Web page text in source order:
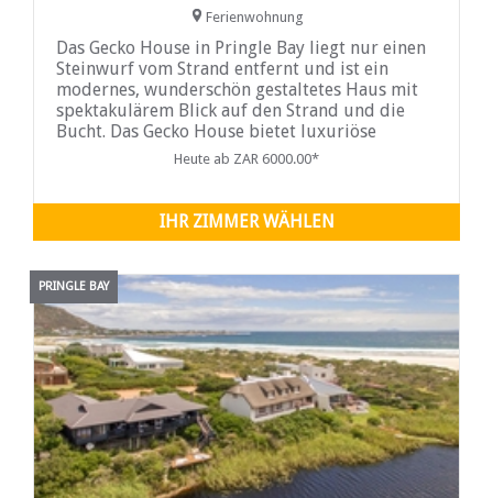
Ferienwohnung
Das Gecko House in Pringle Bay liegt nur einen
Steinwurf vom Strand entfernt und ist ein
modernes, wunderschön gestaltetes Haus mit
spektakulärem Blick auf den Strand und die
Bucht. Das Gecko House bietet luxuriöse
Unterkünfte und ist ein perfektes Urlaubsziel
Heute ab ZAR 6000.00*
IHR ZIMMER WÄHLEN
PRINGLE BAY